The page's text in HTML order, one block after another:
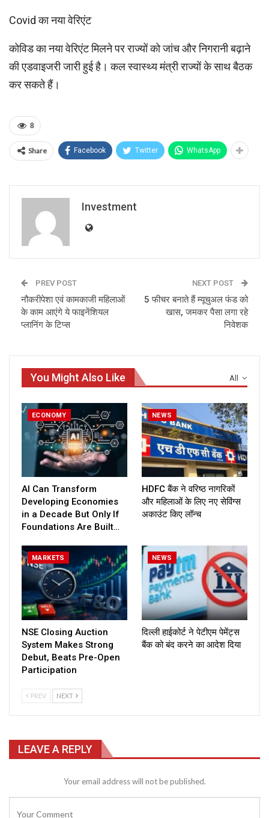
Covid का नया वेरिएंट
कोविड का नया वेरिएंट मिलने पर राज्यों को जांच और निगरानी बढ़ाने
की एडवाइजरी जारी हुई है। कल स्वास्थ्य मंत्री राज्यों के साथ बैठक
कर सकते हैं।
8
Share Facebook Twitter WhatsApp
Investment
PREV POST
नौकरीपेशा एवं कामकाजी महिलाओं
के काम आएंगे ये फाइनेंशियल
प्लानिंग के टिप्स
NEXT POST
5 फीचर बनाते हैं म्‍यूचुअल फंड को
खास, जमकर पैसा लगा रहे
निवेशक
All
You Might Also Like
ECONOMY
AI Can Transform
Developing Economies
in a Decade But Only If
Foundations Are Built…
NEWS
HDFC बैंक ने वरिष्ठ नागरिकों
और महिलाओं के लिए नए सेविंग्स
अकाउंट किए लॉन्च
MARKETS
NSE Closing Auction
System Makes Strong
Debut, Beats Pre-Open
Participation
NEWS
दिल्ली हाईकोर्ट ने पेटीएम पेमेंट्स
बैंक को बंद करने का आदेश दिया
PREV NEXT
LEAVE A REPLY
Your email address will not be published.